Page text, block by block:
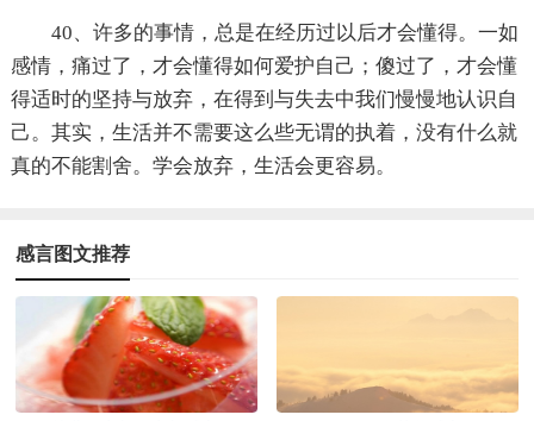
40、许多的事情，总是在经历过以后才会懂得。一如
感情，痛过了，才会懂得如何爱护自己；傻过了，才会懂
得适时的坚持与放弃，在得到与失去中我们慢慢地认识自
己。其实，生活并不需要这么些无谓的执着，没有什么就
真的不能割舍。学会放弃，生活会更容易。
感言图文推荐